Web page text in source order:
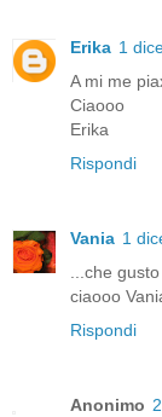
Erika 1
A mi me
Ciaooo
Erika
Rispondi
Vania 1
...che
ciaooo
Rispondi
Anonimo